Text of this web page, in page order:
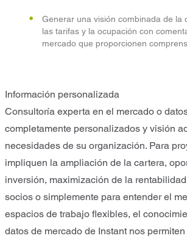
Generar una visión combinada de la
las tarifas y la ocupación con
mercado que proporcionen
Información personalizada
Consultoría experta en el mercado o
completamente personalizados y visión
necesidades de su organización. Para
impliquen la ampliación de la cartera,
inversión, maximización de la
socios o simplemente para entender el
espacios de trabajo flexibles, el
datos de mercado de Instant nos